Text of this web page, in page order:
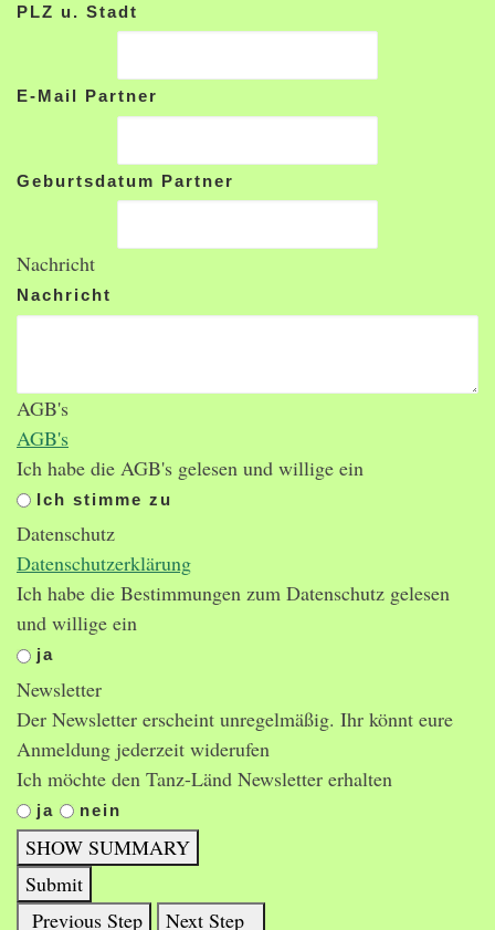
PLZ u. Stadt
E-Mail Partner
Geburtsdatum Partner
Nachricht
Nachricht
AGB's
AGB's
Ich habe die AGB's gelesen und willige ein
Ich stimme zu
Datenschutz
Datenschutzerklärung
Ich habe die Bestimmungen zum Datenschutz gelesen
und willige ein
ja
Newsletter
Der Newsletter erscheint unregelmäßig. Ihr könnt eure
Anmeldung jederzeit widerufen
Ich möchte den Tanz-Länd Newsletter erhalten
ja nein
SHOW SUMMARY
Submit
Previous Step
Next Step